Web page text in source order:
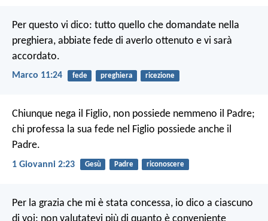
Per questo vi dico: tutto quello che domandate nella
preghiera, abbiate fede di averlo ottenuto e vi sarà
accordato.
Marco 11:24 fede preghiera ricezione
Chiunque nega il Figlio, non possiede nemmeno il Padre;
chi professa la sua fede nel Figlio possiede anche il
Padre.
1 Giovanni 2:23 Gesù Padre riconoscere
Per la grazia che mi è stata concessa, io dico a ciascuno